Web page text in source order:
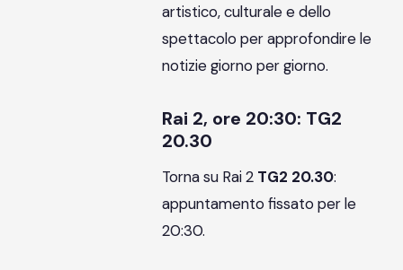
artistico, culturale e dello
spettacolo per approfondire le
notizie giorno per giorno.
Rai 2, ore 20:30: TG2
20.30
Torna su Rai 2 TG2 20.30:
appuntamento fissato per le
20:30.